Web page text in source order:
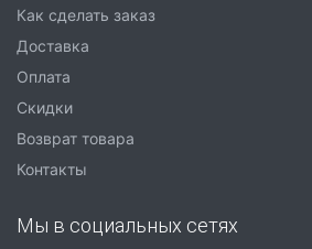
Как сделать заказ
Доставка
Оплата
Скидки
Возврат товара
Контакты
Мы в социальных сетях